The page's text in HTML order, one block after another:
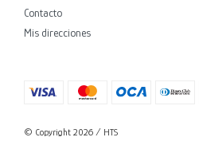
Contacto
Mis direcciones
© Copyright 2026 / HTS